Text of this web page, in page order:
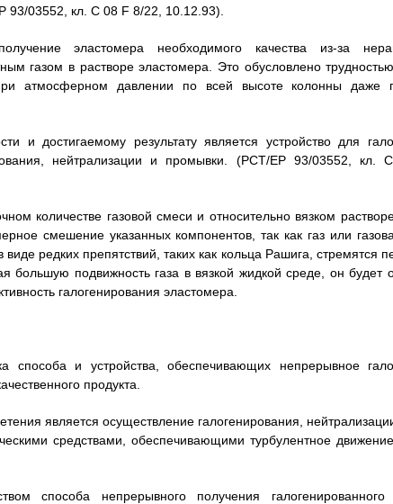
03552, кл. C 08 F 8/22, 10.12.93).
эластомера необходимого качества из-за
газом в растворе эластомера. Это обусловлено
атмосферном давлении по всей высоте колонны даже
и достигаемому результату является устройство для
нейтрализации и промывки. (РСТ/ЕР 93/03552, кл.
количестве газовой смеси и относительно вязком
смешение указанных компонентов, так как газ или
редких препятствий, таких как кольца Рашига, стремятся
подвижность газа в вязкой жидкой среде, он будет
галогенирования эластомера.
способа и устройства, обеспечивающих непрерывное
продукта.
является осуществление галогенирования,
средствами, обеспечивающими турбулентное
способа непрерывного получения галогенированного